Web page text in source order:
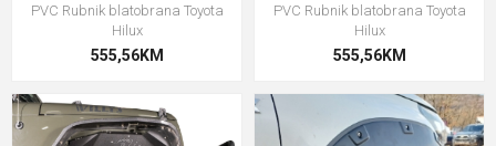
PVC Rubnik blatobrana Toyota
Hilux
555,56KM
PVC Rubnik blatobrana Toyota
Hilux
555,56KM